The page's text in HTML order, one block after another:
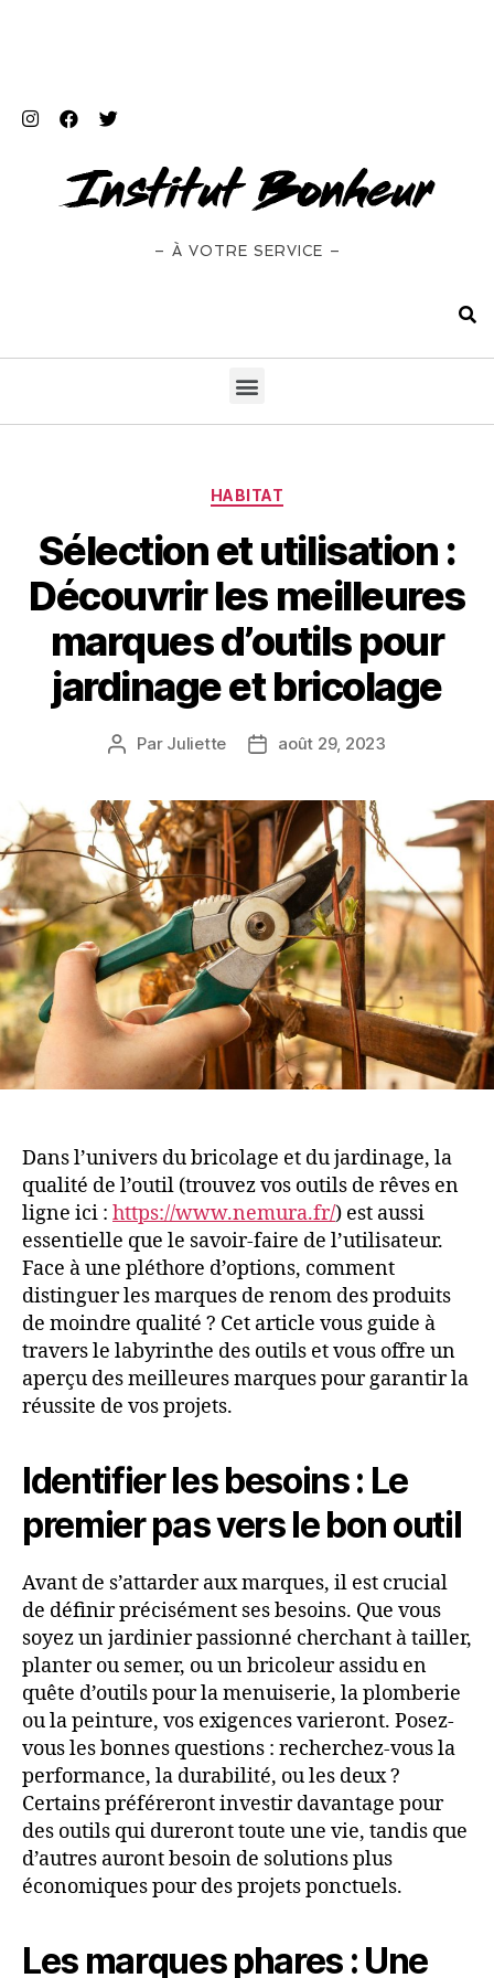
– À VOTRE SERVICE –
HABITAT
Sélection et utilisation :
Découvrir les meilleures
marques d’outils pour
jardinage et bricolage
Par Juliette août 29, 2023
Dans l’univers du bricolage et du jardinage, la
qualité de l’outil (trouvez vos outils de rêves en
ligne ici : https://www.nemura.fr/) est aussi
essentielle que le savoir-faire de l’utilisateur.
Face à une pléthore d’options, comment
distinguer les marques de renom des produits
de moindre qualité ? Cet article vous guide à
travers le labyrinthe des outils et vous offre un
aperçu des meilleures marques pour garantir la
réussite de vos projets.
Identifier les besoins : Le
premier pas vers le bon outil
Avant de s’attarder aux marques, il est crucial
de définir précisément ses besoins. Que vous
soyez un jardinier passionné cherchant à tailler,
planter ou semer, ou un bricoleur assidu en
quête d’outils pour la menuiserie, la plomberie
ou la peinture, vos exigences varieront. Posez-
vous les bonnes questions : recherchez-vous la
performance, la durabilité, ou les deux ?
Certains préféreront investir davantage pour
des outils qui dureront toute une vie, tandis que
d’autres auront besoin de solutions plus
économiques pour des projets ponctuels.
Les marques phares : Une